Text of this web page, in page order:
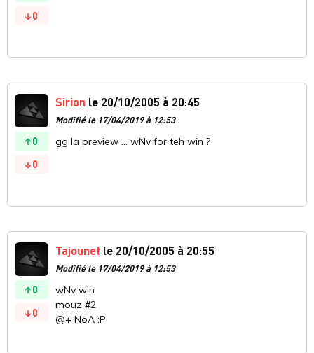
0
0
0
Sirion le 20/10/2005 à 20:45
Modifié le 17/04/2019 à 12:53
gg la preview ... wNv for teh win ?
0
0
Tajounet le 20/10/2005 à 20:55
Modifié le 17/04/2019 à 12:53
wNv win
mouz #2
@+ NoA :P